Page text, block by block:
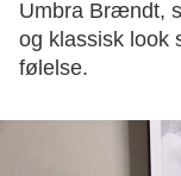
Umbra Brændt,
og klassisk look
følelse.